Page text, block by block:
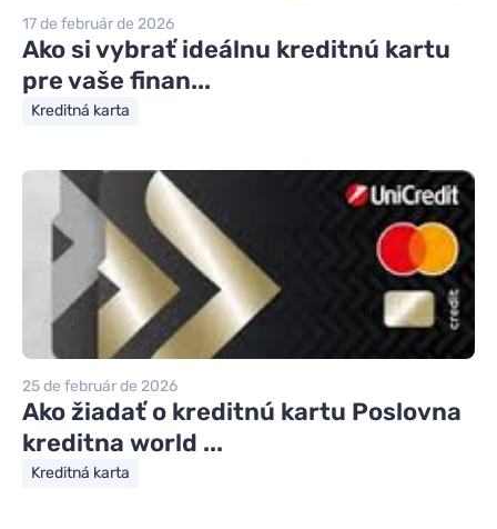
17 de február de 2026
Ako si vybrať ideálnu kreditnú kartu
pre vaše finan...
Kreditná karta
25 de február de 2026
Ako žiadať o kreditnú kartu Poslovna
kreditna world ...
Kreditná karta